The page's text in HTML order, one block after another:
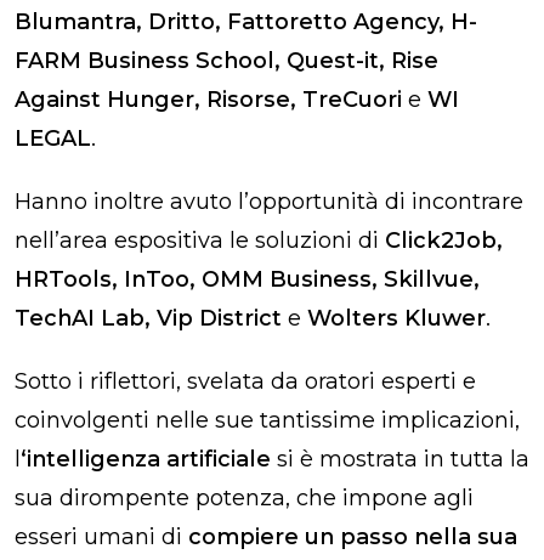
Blumantra, Dritto, Fattoretto Agency, H-
FARM Business School, Quest-it, Rise
Against Hunger, Risorse, TreCuori e WI
LEGAL.
Hanno inoltre avuto l’opportunità di incontrare
nell’area espositiva le soluzioni di Click2Job,
HRTools, InToo, OMM Business, Skillvue,
TechAI Lab, Vip District e Wolters Kluwer.
Sotto i riflettori, svelata da oratori esperti e
coinvolgenti nelle sue tantissime implicazioni,
l‘intelligenza artificiale si è mostrata in tutta la
sua dirompente potenza, che impone agli
esseri umani di compiere un passo nella sua